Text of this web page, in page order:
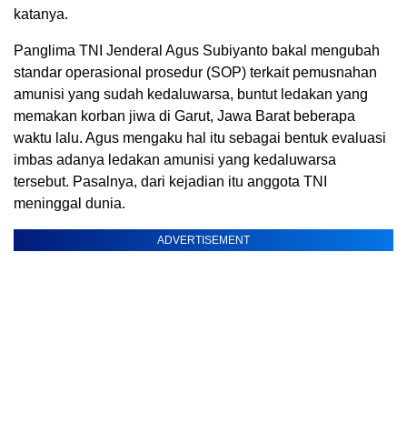
katanya.
Panglima TNI Jenderal Agus Subiyanto bakal mengubah
standar operasional prosedur (SOP) terkait pemusnahan
amunisi yang sudah kedaluwarsa, buntut ledakan yang
memakan korban jiwa di Garut, Jawa Barat beberapa
waktu lalu. Agus mengaku hal itu sebagai bentuk evaluasi
imbas adanya ledakan amunisi yang kedaluwarsa
tersebut. Pasalnya, dari kejadian itu anggota TNI
meninggal dunia.
ADVERTISEMENT